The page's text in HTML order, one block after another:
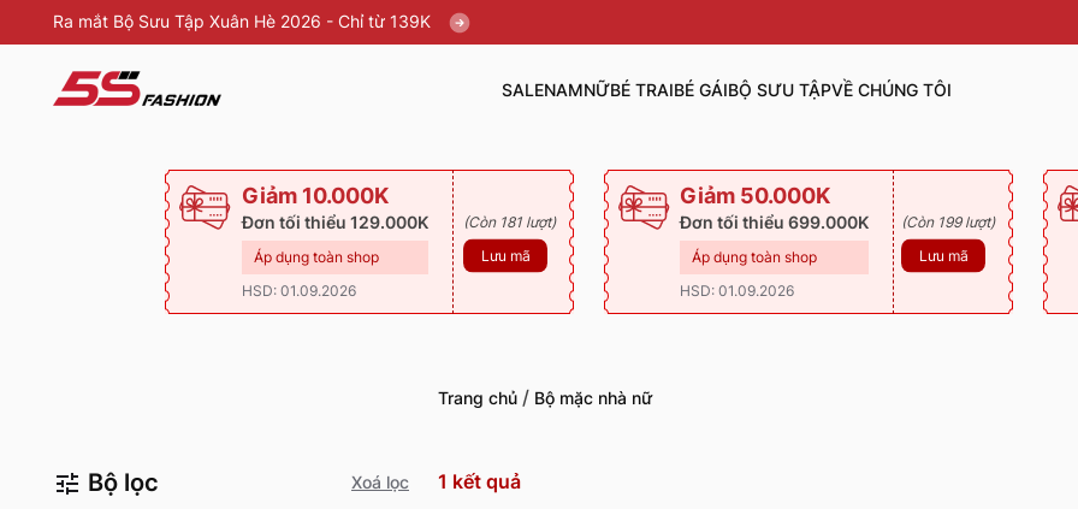
Ra mắt Bộ Sưu Tập Xuân Hè 2026 - Chỉ từ 139K
SALENAMNỮBÉ TRAIBÉ GÁIBỘ SƯU TẬPVỀ CHÚNG TÔI
Giảm 10.000K
Đơn tối thiểu 129.000K
Áp dụng toàn shop
HSD: 01.09.2026
(Còn 181 lượt)
Lưu mã
Giảm 50.000K
Đơn tối thiểu 699.000K
Áp dụng toàn shop
HSD: 01.09.2026
(Còn 199 lượt)
Lưu mã
Trang chủ / Bộ mặc nhà nữ
Bộ lọc Xoá lọc 1 kết quả